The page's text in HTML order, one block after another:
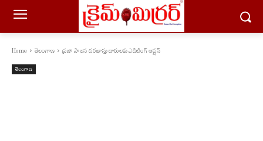
Home తెలంగాణ ప్రజా పాలన దరఖాస్తు దారులకు ఎడిటింగ్ ఆప్షన్
తెలంగాణ